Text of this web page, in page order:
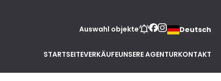
Auswahl objekte Deutsch
STARTSEITEVERKÄUFEUNSERE AGENTURKONTAKT